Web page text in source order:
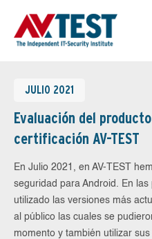
JULIO 2021
Evaluación del
certificación AV-TEST
En Julio 2021, en AV-TEST
seguridad para Android. En
utilizado las versiones más
al público las cuales se
momento y también utilizar